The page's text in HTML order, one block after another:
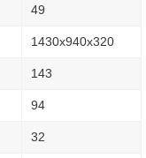
49
1430x940x320
143
94
32